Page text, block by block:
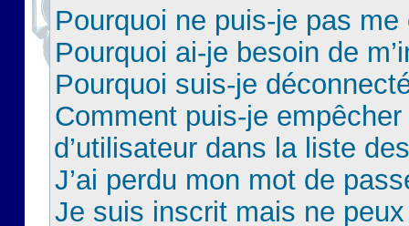
Pourquoi ne puis-je pas
Pourquoi ai-je besoin de
Pourquoi suis-je
Comment puis-je
d’utilisateur dans la liste
J’ai perdu mon mot de
Je suis inscrit mais ne